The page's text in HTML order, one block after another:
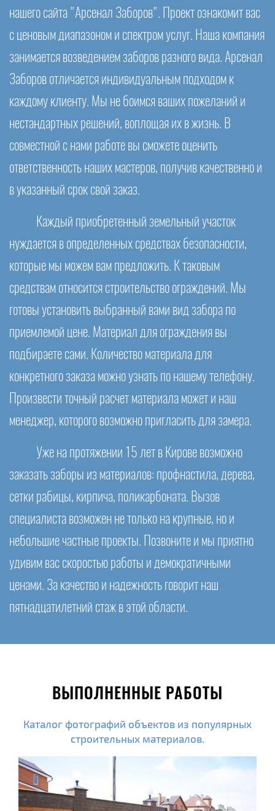
нашего сайта "Арсенал Заборов". Проект ознакомит вас
с ценовым диапазоном и спектром услуг. Наша компания
занимается возведением заборов разного вида. Арсенал
Заборов отличается индивидуальным подходом к
каждому клиенту. Мы не боимся ваших пожеланий и
нестандартных решений, воплощая их в жизнь. В
совместной с нами работе вы сможете оценить
ответственность наших мастеров, получив качественно и
в указанный срок свой заказ.
Каждый приобретенный земельный участок
нуждается в определенных средствах безопасности,
которые мы можем вам предложить. К таковым
средствам относится строительство ограждений. Мы
готовы установить выбранный вами вид забора по
приемлемой цене. Материал для ограждения вы
подбираете сами. Количество материала для
конкретного заказа можно узнать по нашему телефону.
Произвести точный расчет материала может и наш
менеджер, которого возможно пригласить для замера.
Уже на протяжении 15 лет в Кирове возможно
заказать заборы из материалов: профнастила, дерева,
сетки рабицы, кирпича, поликарбоната. Вызов
специалиста возможен не только на крупные, но и
небольшие частные проекты. Позвоните и мы приятно
удивим вас скоростью работы и демократичными
ценами. За качество и надежность говорит наш
пятнадцатилетний стаж в этой области.
ВЫПОЛНЕННЫЕ РАБОТЫ
Каталог фотографий объектов из популярных
строительных материалов.